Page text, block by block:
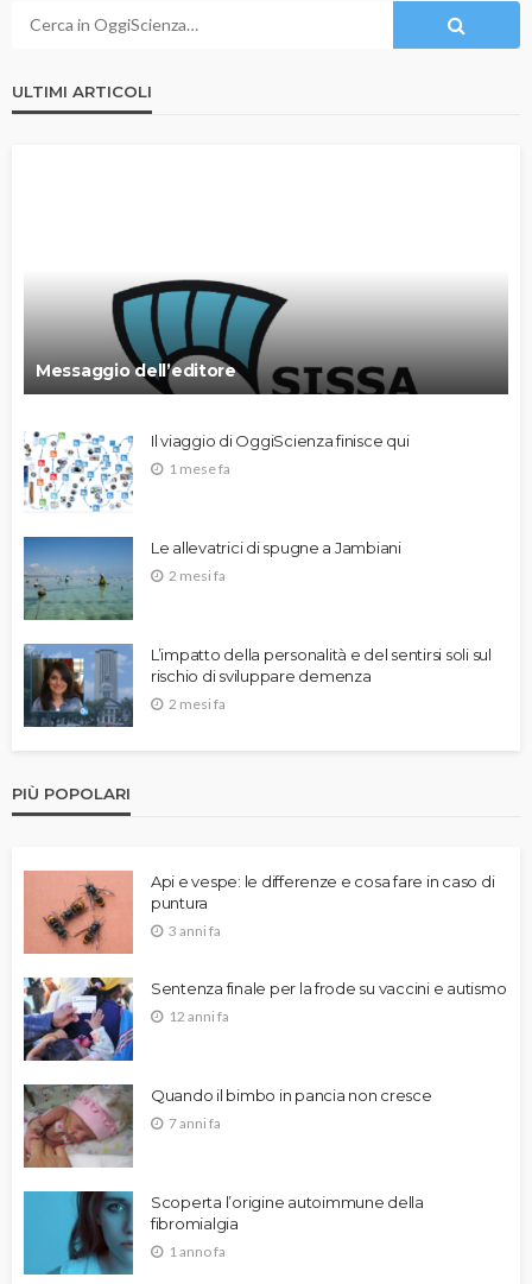
ULTIMI ARTICOLI
Messaggio dell’editore
Il viaggio di OggiScienza finisce qui
1 mese fa
Le allevatrici di spugne a Jambiani
2 mesi fa
L’impatto della personalità e del sentirsi soli sul
rischio di sviluppare demenza
2 mesi fa
PIÙ POPOLARI
Api e vespe: le differenze e cosa fare in caso di
puntura
3 anni fa
Sentenza finale per la frode su vaccini e autismo
12 anni fa
Quando il bimbo in pancia non cresce
7 anni fa
Scoperta l’origine autoimmune della
fibromialgia
1 anno fa